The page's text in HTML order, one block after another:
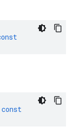
const